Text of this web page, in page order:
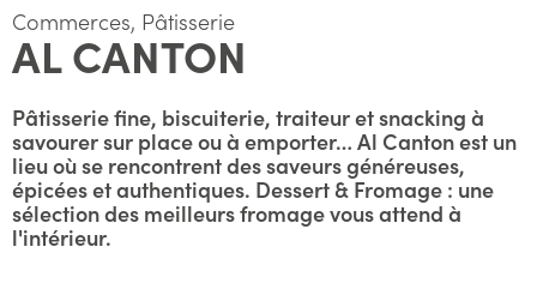
Commerces, Pâtisserie
AL CANTON
Pâtisserie fine, biscuiterie, traiteur et snacking à
savourer sur place ou à emporter… Al Canton est un
lieu où se rencontrent des saveurs généreuses,
épicées et authentiques. Dessert & Fromage : une
sélection des meilleurs fromage vous attend à
l'intérieur.